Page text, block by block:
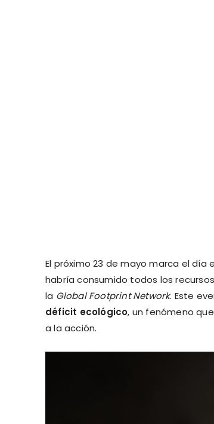
El próximo 23 de mayo marca el día
habría consumido todos los
la Global Footprint Network. Este
déficit ecológico, un fenómeno
a la acción.